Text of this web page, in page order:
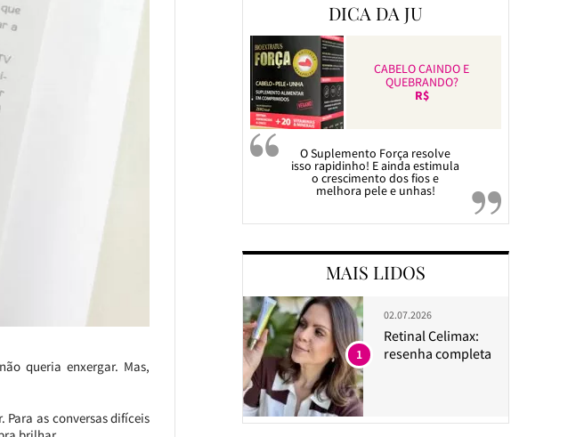
queria enxergar. Mas,
Para as conversas difíceis
DICA DA JU
CABELO CAINDO E
QUEBRANDO?
R$
O Suplemento Força resolve
isso rapidinho! E ainda estimula
o crescimento dos fios e
melhora pele e unhas!
MAIS LIDOS
02.07.2026
Retinal Celimax:
resenha completa
1